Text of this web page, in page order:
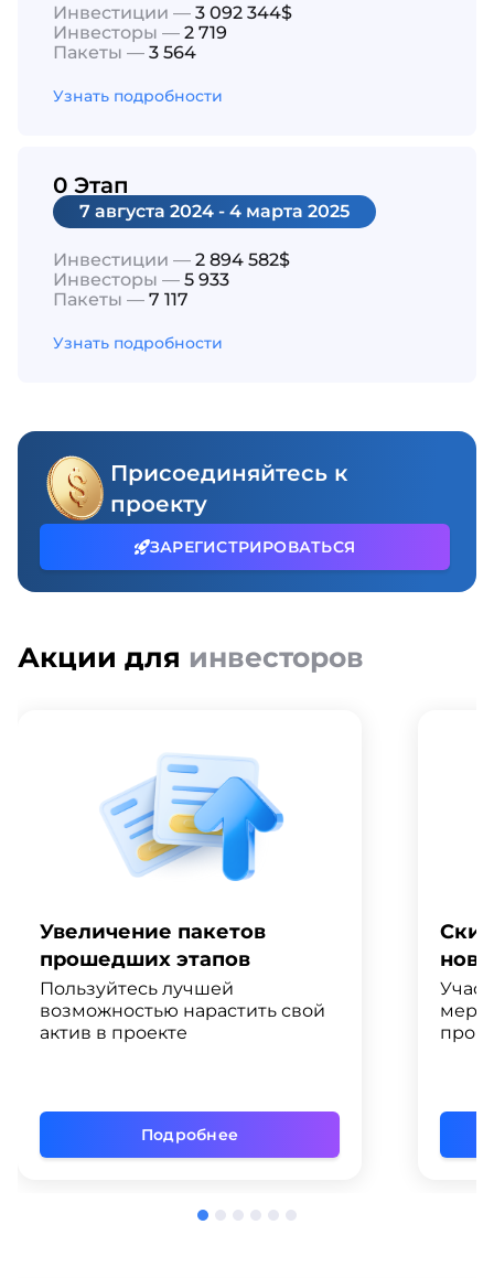
Инвестиции — 3 092 344$
Инвесторы — 2 719
Пакеты — 3 564
Узнать подробности
0 Этап
7 августа 2024 - 4 марта 2025
Инвестиции — 2 894 582$
Инвесторы — 5 933
Пакеты — 7 117
Узнать подробности
Присоединяйтесь к
проекту
ЗАРЕГИСТРИРОВАТЬСЯ
Акции для инвесторов
Увеличение пакетов
прошедших этапов
Пользуйтесь лучшей
возможностью нарастить свой
актив в проекте
Подробнее